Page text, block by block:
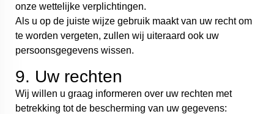
onze wettelijke verplichtingen.
Als u op de juiste wijze gebruik maakt van uw recht om
te worden vergeten, zullen wij uiteraard ook uw
persoonsgegevens wissen.
9. Uw rechten
Wij willen u graag informeren over uw rechten met
betrekking tot de bescherming van uw gegevens: